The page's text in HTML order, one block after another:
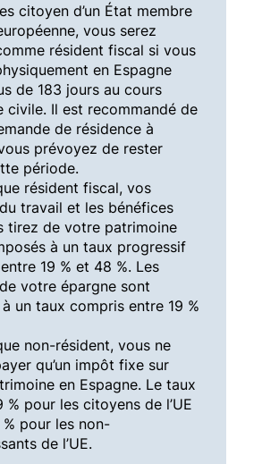
citoyen d’un État membre
vous serez
résident fiscal si vous
en Espagne
de 183 jours au cours
civile. Il est recommandé de
de résidence à
prévoyez de rester
période.
résident fiscal, vos
travail et les bénéfices
tirez de votre patrimoine
à un taux progressif
19 % et 48 %. Les
votre épargne sont
un taux compris entre 19 %
non-résident, vous ne
qu’un impôt fixe sur
en Espagne. Le taux
% pour les citoyens de l’UE
pour les non-
de l’UE.